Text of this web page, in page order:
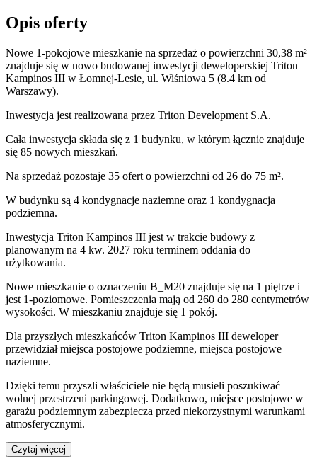
Opis oferty
Nowe 1-pokojowe mieszkanie na sprzedaż o powierzchni 30,38 m²
znajduje się w nowo budowanej inwestycji deweloperskiej Triton
Kampinos III w Łomnej-Lesie, ul. Wiśniowa 5 (8.4 km od
Warszawy).
Inwestycja jest realizowana przez Triton Development S.A.
Cała inwestycja składa się z 1 budynku, w którym łącznie znajduje
się 85 nowych mieszkań.
Na sprzedaż pozostaje 35 ofert o powierzchni od 26 do 75 m².
W budynku są 4 kondygnacje naziemne oraz 1 kondygnacja
podziemna.
Inwestycja Triton Kampinos III jest w trakcie budowy z
planowanym na 4 kw. 2027 roku terminem oddania do
użytkowania.
Nowe mieszkanie o oznaczeniu B_M20 znajduje się na 1 piętrze i
jest 1-poziomowe. Pomieszczenia mają od 260 do 280 centymetrów
wysokości. W mieszkaniu znajduje się 1 pokój.
Dla przyszłych mieszkańców Triton Kampinos III deweloper
przewidziałmiejsca postojowe podziemne, miejsca postojowe
naziemne.
Dzięki temu przyszli właściciele nie będą musieli poszukiwać
wolnej przestrzeni parkingowej. Dodatkowo, miejsce postojowe w
garażu podziemnym zabezpiecza przed niekorzystnymi warunkami
atmosferycznymi.
Czytaj więcej